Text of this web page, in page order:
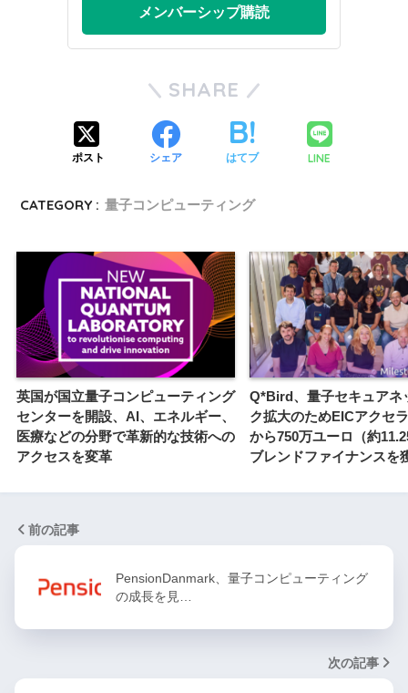
メンバーシップ購読
SHARE
ポスト シェア はてブ LINE
CATEGORY : 量子コンピューティング
英国が国立量子コンピューティング
センターを開設、AI、エネルギー、
医療などの分野で革新的な技術への
アクセスを変革
Q*Bird、量子セキュアネ
ク拡大のためEICアクセ
から750万ユーロ（約
ブレンドファイナンスを
前の記事
PensionDanmark、量子コンピューティング
の成長を見…
次の記事